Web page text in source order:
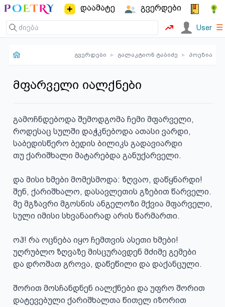
დაამატე გვერდები
User ☰
გვერდები ▸ გალაკტიონ ტაბიძე ▸ პოეზია
მფარველი იალქნები
გამოჩნდებოდა შემოდგომა ჩემი მფარველი,
როდესაც სულში დაჭკნებოდა ათასი ვარდი,
საბედისწერო ბედის ბილიკს გადავიარდი
თუ ქარიშხალი მატარებდა განუქარველი.
და მისი ხმები მომესმოდა: ზღვაო, დაწყნარდი!
შენ, ქარიშხალო, დასავლეთის გზებით წარველი.
მე მგზავრი მგოსნის ანგელოზი მქვია მფარველი,
სული იმისი სხვანაირად არის წარმართი.
ოჰ! რა ოცნება იყო ჩემთვის ასეთი ხმები!
უღრუბლო ზღვაზე მისცურავდენ მძიმე გემები
და დროშათ გროვა, დაწეწილი და დაქანცული.
შორით მოსჩანდნენ იალქნები და უფრო შორით
დატევებული ქარიშხალთა წითელ იზორით